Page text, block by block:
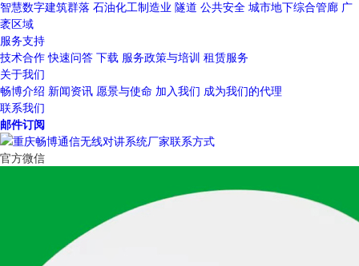
智慧数字建筑群落 石油化工制造业 隧道 公共安全 城市地下综合管廊 广
袤区域
服务支持
技术合作 快速问答 下载 服务政策与培训 租赁服务
关于我们
畅博介绍 新闻资讯 愿景与使命 加入我们 成为我们的代理
联系我们
邮件订阅
官方微信